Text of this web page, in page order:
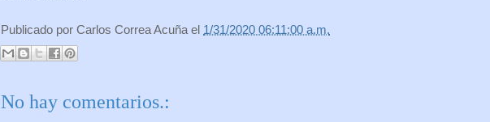
Publicado por Carlos Correa Acuña el 1/31/2020 06:11:00 a.m.
No hay comentarios.: